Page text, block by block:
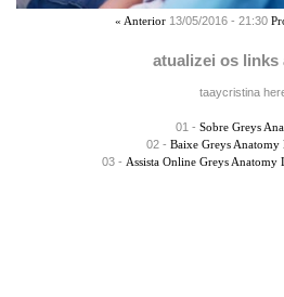
« Anterior 13/05/2016 - 21:30
atualizei os links
taaycristina
01 - Sobre Greys
02 - Baixe Greys Anatomy
03 - Assista Online Greys Anatomy